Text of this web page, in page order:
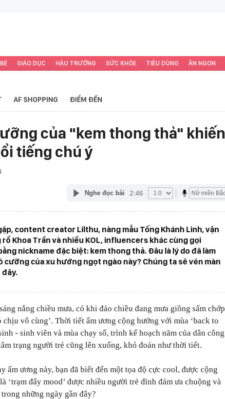
GIÁO DỤC HẬU TRƯỜNG SỨC KHỎE TIÊU DÙNG ĂN NGON
AF SHOPPING ĐIỂM ĐẾN
của "kem thong thả" khiến
tiếng chú ý
Nghe đọc bài 2:46
content creator Lilthu, nàng mẫu Tống Khánh Linh, vận
Khoa Trần và nhiều KOL, influencers khác cùng gọi
nickname đặc biệt: kem thong thả. Đâu là lý do đã làm
cưỡng của xu hướng ngọt ngào này? Chúng ta sẽ vén màn
đây.
nắng chiều mưa, có khi đảo chiều đang mưa giông sấm chớp
chịu vô cùng’. Thời tiết ẩm ương cộng hưởng với mùa ‘back to
- sinh viên và mùa chạy số, trình kế hoạch năm của dân công
trạng người trẻ cũng lên xuống, khó đoán như thời tiết.
ẩm ương này, bạn đã biết đến một tọa độ cực cool, được cộng
‘trạm đẩy mood’ được nhiều người trẻ đình đám ưa chuộng và
những ngày gần đây?